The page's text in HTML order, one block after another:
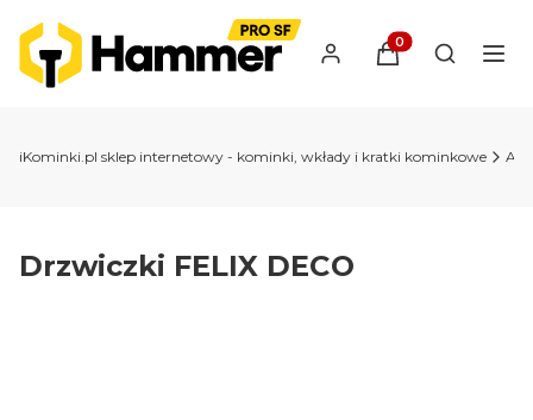
Produkty w
Otwórz
iKominki.pl sklep internetowy - kominki, wkłady i kratki kominkowe
Drzwiczki FELIX DECO